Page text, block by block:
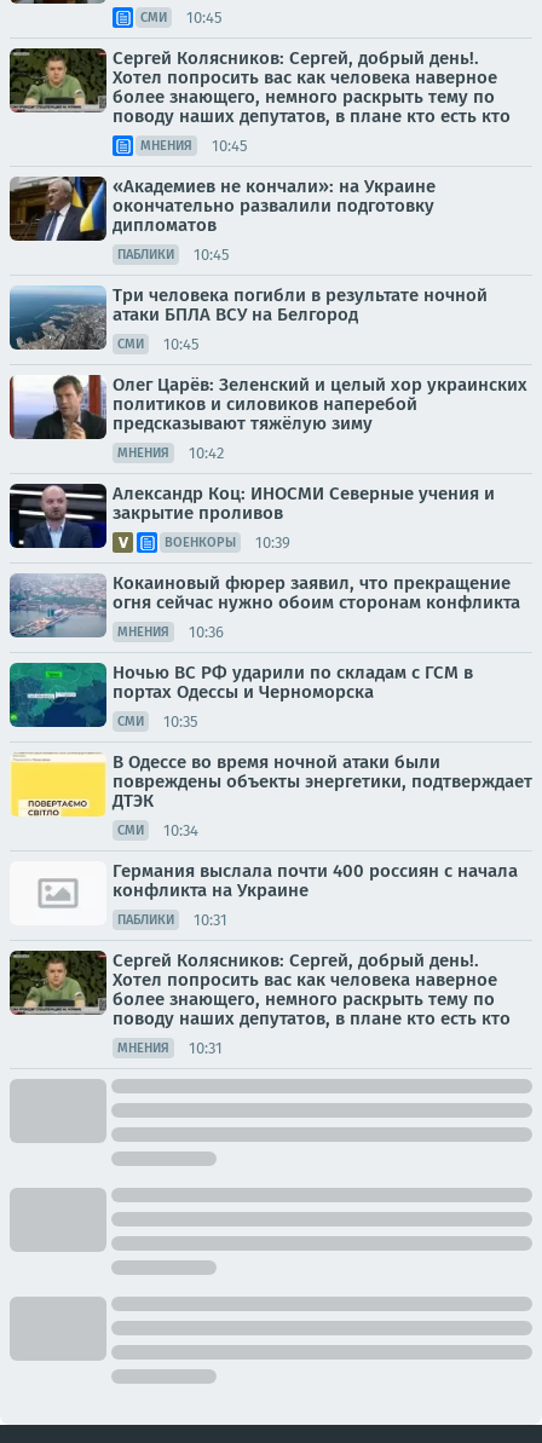
СМИ 10:45
Сергей Колясников: Сергей, добрый день!.
Хотел попросить вас как человека наверное
более знающего, немного раскрыть тему по
поводу наших депутатов, в плане кто есть кто
МНЕНИЯ 10:45
«Академиев не кончали»: на Украине
окончательно развалили подготовку
дипломатов
ПАБЛИКИ 10:45
Три человека погибли в результате ночной
атаки БПЛА ВСУ на Белгород
СМИ 10:45
Олег Царёв: Зеленский и целый хор украинских
политиков и силовиков наперебой
предсказывают тяжёлую зиму
МНЕНИЯ 10:42
Александр Коц: ИНОСМИ Северные учения и
закрытие проливов
ВОЕНКОРЫ 10:39
Кокаиновый фюрер заявил, что прекращение
огня сейчас нужно обоим сторонам конфликта
МНЕНИЯ 10:36
Ночью ВС РФ ударили по складам с ГСМ в
портах Одессы и Черноморска
СМИ 10:35
В Одессе во время ночной атаки были
повреждены объекты энергетики, подтверждает
ДТЭК
СМИ 10:34
Германия выслала почти 400 россиян с начала
конфликта на Украине
ПАБЛИКИ 10:31
Сергей Колясников: Сергей, добрый день!.
Хотел попросить вас как человека наверное
более знающего, немного раскрыть тему по
поводу наших депутатов, в плане кто есть кто
МНЕНИЯ 10:31